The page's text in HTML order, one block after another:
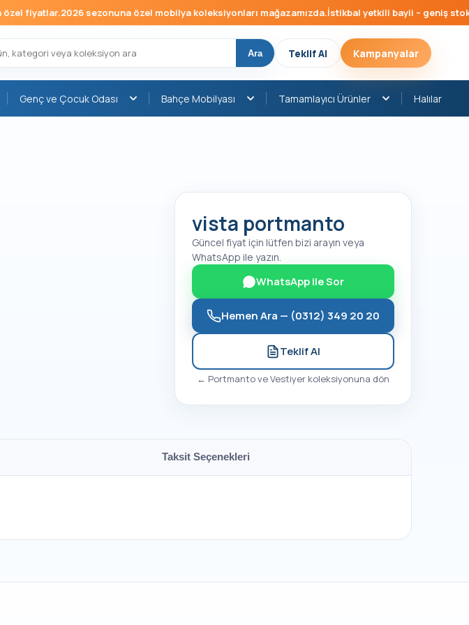
fiyatlar.2026 sezonuna özel mobilya koleksiyonları mağazamızda.İstikbal yetkili bayii – geniş stok,
Ara Teklif Al Kampanyalar
Genç ve Çocuk Odası Bahçe Mobilyası Tamamlayıcı Ürünler Halılar
vista portmanto
Güncel fiyat için lütfen bizi arayın veya
WhatsApp ile yazın.
WhatsApp ile Sor
Hemen Ara — (0312) 349 20 20
Teklif Al
← Portmanto ve Vestiyer koleksiyonuna dön
Taksit Seçenekleri